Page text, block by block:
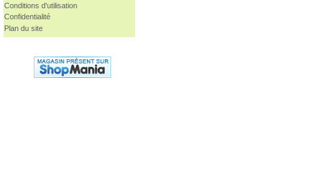
Conditions d'utilisation
Confidentialité
Plan du site